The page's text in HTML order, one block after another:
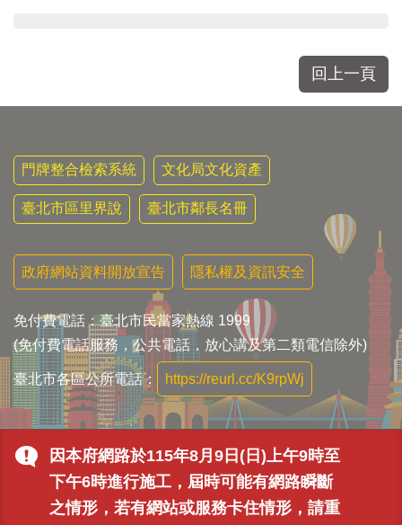
因本府網路於115年8月9日(日)上午9時至
下午6時進行施工，屆時可能有網路瞬斷
之情形，若有網站或服務卡住情形，請重
回上一頁
門牌整合檢索系統 文化局文化資產
臺北市區里界說 臺北市鄰長名冊
政府網站資料開放宣告 隱私權及資訊安全
免付費電話：臺北市民當家熱線 1999
(免付費電話服務，公共電話，放心講及第二類電信除外)
臺北市各區公所電話： https://reurl.cc/K9rpWj